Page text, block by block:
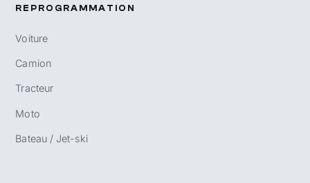
REPROGRAMMATION
Voiture
Camion
Tracteur
Moto
Bateau / Jet-ski